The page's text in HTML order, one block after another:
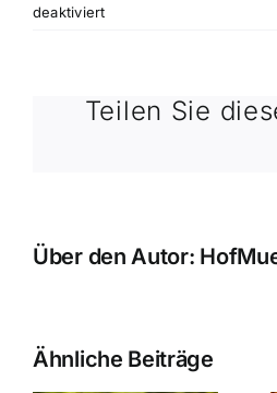
deaktiviertfür
Teilen Sie
Über den Autor:
Ähnliche Beiträge